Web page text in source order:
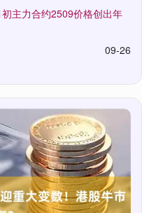
主力合约2509价格创出年
09-26